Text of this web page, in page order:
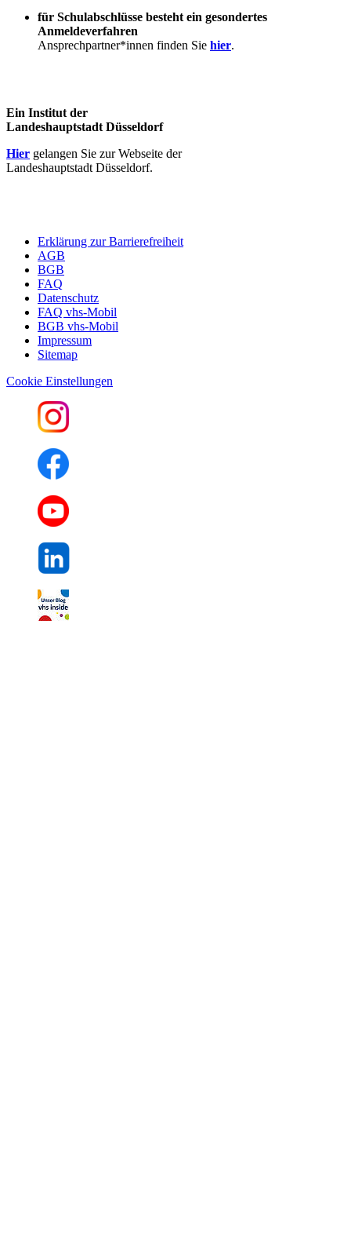
für Schulabschlüsse besteht ein gesondertes
Anmeldeverfahren
Ansprechpartner*innen finden Sie hier.
Ein Institut der
Landeshauptstadt Düsseldorf
Hier gelangen Sie zur Webseite der
Landeshauptstadt Düsseldorf.
Erklärung zur Barrierefreiheit
AGB
BGB
FAQ
Datenschutz
FAQ vhs-Mobil
BGB vhs-Mobil
Impressum
Sitemap
Cookie Einstellungen